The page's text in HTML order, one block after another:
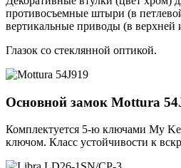
противосъемные штыри (в
вертикальные приводы (в верхней
Глазок со стеклянной оптикой.
Основной замок Mottura
Комплектуется 5-ю ключами My
ключом. Класс устойчивости к